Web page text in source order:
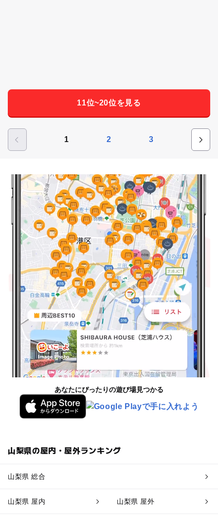
11位~20位を見る
1 2 3
あなたにぴったりの遊び場見つかる
山梨県の屋内・屋外ランキング
山梨県 総合
山梨県 屋内 山梨県 屋外